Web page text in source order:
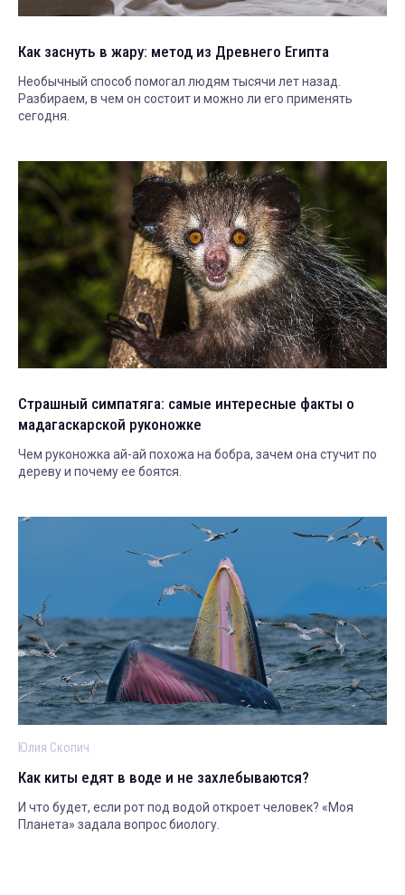
Как заснуть в жару: метод из Древнего Египта
Необычный способ помогал людям тысячи лет назад.
Разбираем, в чем он состоит и можно ли его применять
сегодня.
Страшный симпатяга: самые интересные факты о
мадагаскарской руконожке
Чем руконожка ай-ай похожа на бобра, зачем она стучит по
дереву и почему ее боятся.
Юлия Скопич
Как киты едят в воде и не захлебываются?
И что будет, если рот под водой откроет человек? «Моя
Планета» задала вопрос биологу.